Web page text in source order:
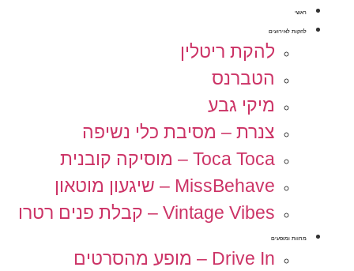
ראשי
להקות לאירועים
להקת ריטלין
הטברנס
מיקי גבע
צנרת – מסיבת כלי נשיפה
Toca Toca – מוסיקה קובנית
MissBehave – שיגעון מוטאון
Vintage Vibes – קבלת פנים רטרו
מחוות ומופעים
Drive In – מופע מהסרטים